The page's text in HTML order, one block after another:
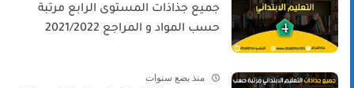
جميع جذاذات المستوى الرابع مرتبة
حسب المواد و المراجع 2021/2022
منذ بضع سنوات